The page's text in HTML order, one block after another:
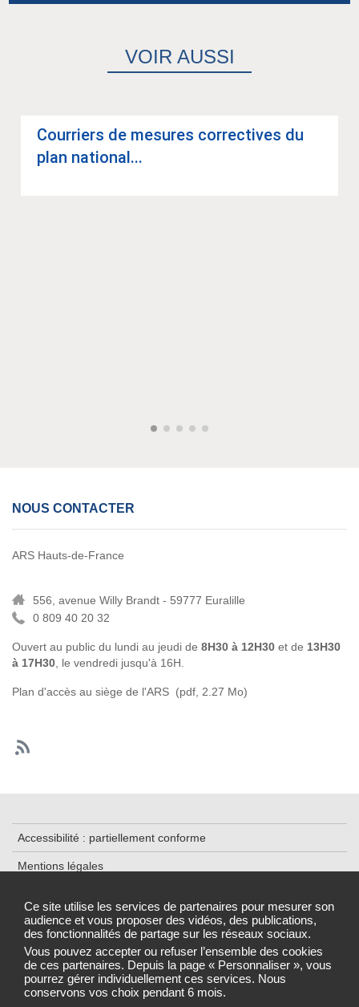
Ce site utilise les services de partenaires pour mesurer son
audience et vous proposer des vidéos, des publications,
des fonctionnalités de partage sur les réseaux sociaux.
Vous pouvez accepter ou refuser l’ensemble des cookies
de ces partenaires. Depuis la page « Personnaliser », vous
pourrez gérer individuellement ces services. Nous
conservons vos choix pendant 6 mois.
VOIR AUSSI
Cour­riers de mesures cor­rec­tives du
plan natio­nal...
NOUS CONTACTER
ARS Hauts-de-France
556, avenue Willy Brandt - 59777 Euralille
0 809 40 20 32
Ouvert au public du lundi au jeudi de 8H30 à 12H30 et de 13H30
à 17H30 , le vendredi jusqu'à 16H.
Plan d'accès au siège de l'ARS (pdf, 2.27 Mo)
Accessibilité : partiellement conforme
Mentions légales
Plan du Site
Gestion des cookies